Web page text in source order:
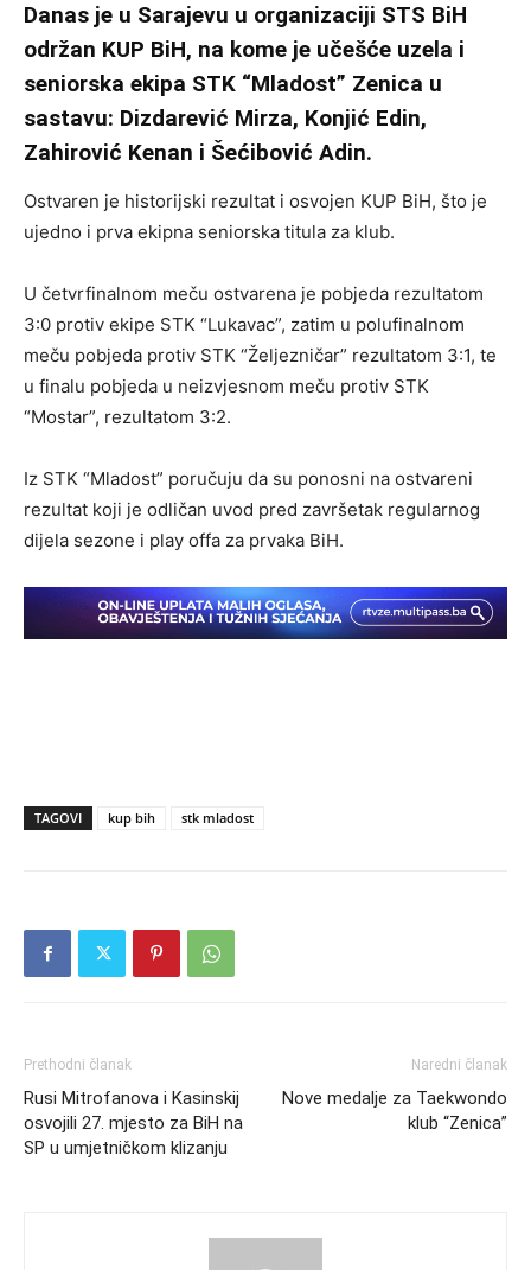
Danas je u Sarajevu u organizaciji STS BiH
održan KUP BiH, na kome je učešće uzela i
seniorska ekipa STK “Mladost” Zenica u
sastavu: Dizdarević Mirza, Konjić Edin,
Zahirović Kenan i Šećibović Adin.
Ostvaren je historijski rezultat i osvojen KUP BiH, što je
ujedno i prva ekipna seniorska titula za klub.
U četvrfinalnom meču ostvarena je pobjeda rezultatom
3:0 protiv ekipe STK “Lukavac”, zatim u polufinalnom
meču pobjeda protiv STK “Željezničar” rezultatom 3:1, te
u finalu pobjeda u neizvjesnom meču protiv STK
“Mostar”, rezultatom 3:2.
Iz STK “Mladost” poručuju da su ponosni na ostvareni
rezultat koji je odličan uvod pred završetak regularnog
dijela sezone i play offa za prvaka BiH.
TAGOVI kup bih stk mladost
Prethodni članak
Rusi Mitrofanova i Kasinskij
osvojili 27. mjesto za BiH na
SP u umjetničkom klizanju
Naredni članak
Nove medalje za Taekwondo
klub “Zenica”